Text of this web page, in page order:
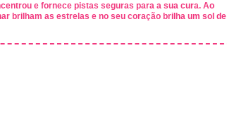
e fornece pistas seguras para a sua cura. Ao
brilham as estrelas e no seu coração brilha um sol de